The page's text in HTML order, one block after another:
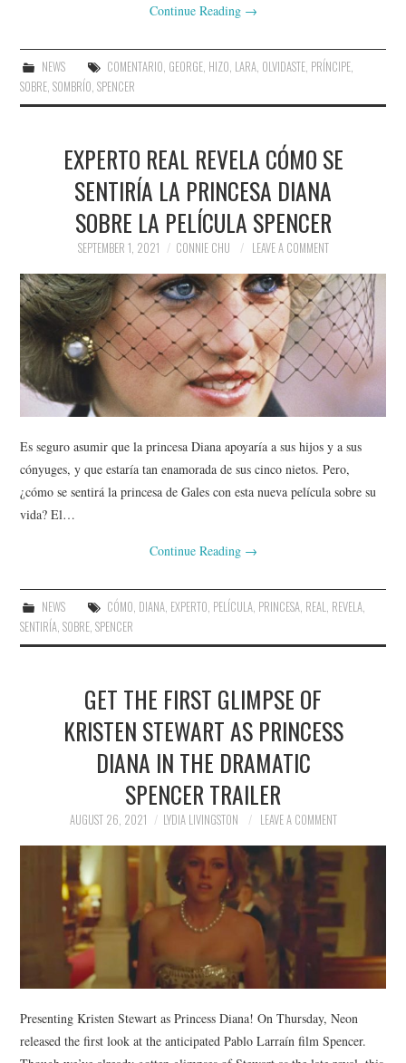
Continue Reading →
NEWS COMENTARIO, GEORGE, HIZO, LARA, OLVIDASTE, PRÍNCIPE,
SOBRE,SOMBRÍO,SPENCER
EXPERTO REAL REVELA CÓMO SE
SENTIRÍA LA PRINCESA DIANA
SOBRE LA PELÍCULA SPENCER
SEPTEMBER 1, 2021 CONNIE CHU LEAVE A COMMENT
Es seguro asumir que la princesa Diana apoyaría a sus hijos y a sus
cónyuges, y que estaría tan enamorada de sus cinco nietos. Pero,
¿cómo se sentirá la princesa de Gales con esta nueva película sobre su
vida? El…
Continue Reading →
NEWS CÓMO, DIANA, EXPERTO, PELÍCULA, PRINCESA, REAL, REVELA,
SENTIRÍA,SOBRE,SPENCER
GET THE FIRST GLIMPSE OF
KRISTEN STEWART AS PRINCESS
DIANA IN THE DRAMATIC
SPENCER TRAILER
AUGUST 26, 2021 LYDIA LIVINGSTON LEAVE A COMMENT
Presenting Kristen Stewart as Princess Diana! On Thursday, Neon
released the first look at the anticipated Pablo Larraín film Spencer.